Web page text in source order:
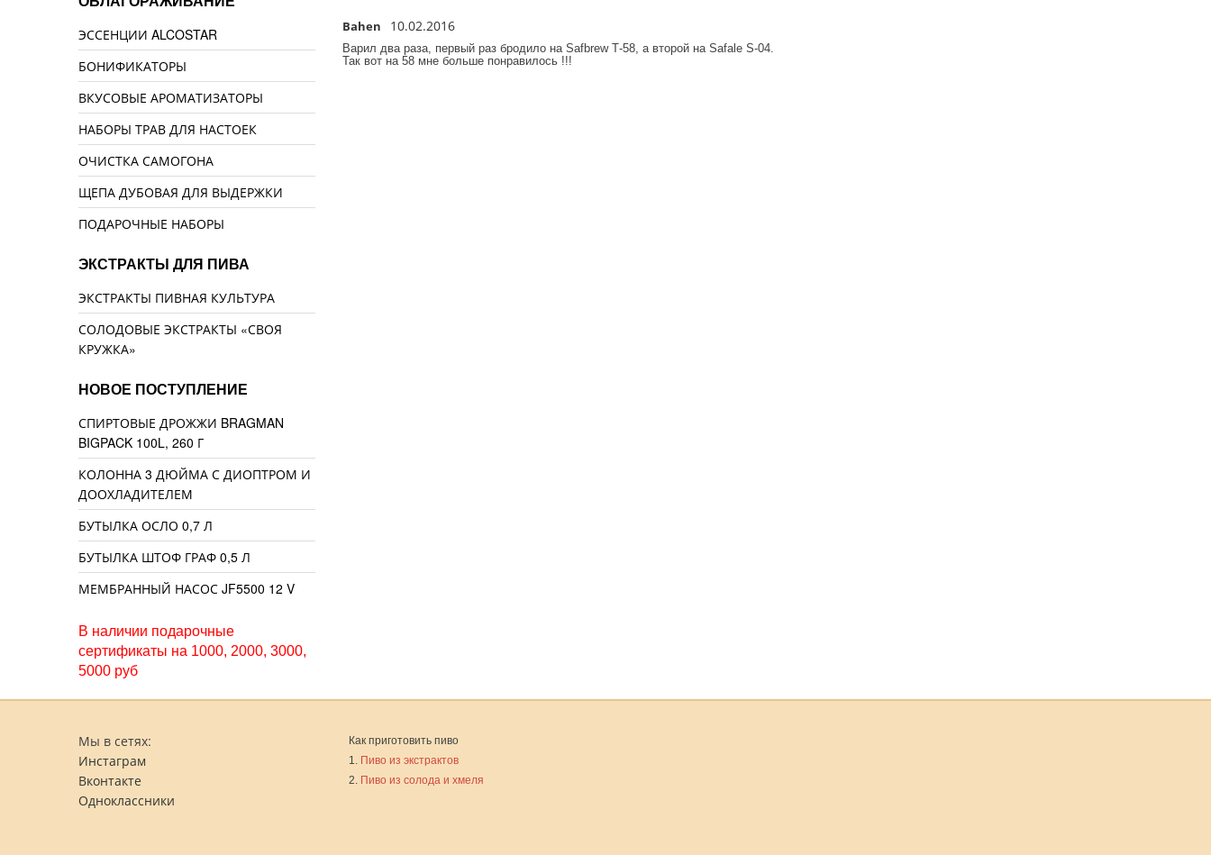
Bahen 10.02.2016
Варил два раза, первый раз бродило на Safbrew Т-58, а второй на Safale S-04.
Так вот на 58 мне больше понравилось !!!
ЭССЕНЦИИ ALCOSTAR
БОНИФИКАТОРЫ
ВКУСОВЫЕ АРОМАТИЗАТОРЫ
НАБОРЫ ТРАВ ДЛЯ НАСТОЕК
ОЧИСТКА САМОГОНА
ЩЕПА ДУБОВАЯ ДЛЯ ВЫДЕРЖКИ
ПОДАРОЧНЫЕ НАБОРЫ
ЭКСТРАКТЫ ДЛЯ ПИВА
ЭКСТРАКТЫ ПИВНАЯ КУЛЬТУРА
СОЛОДОВЫЕ ЭКСТРАКТЫ «СВОЯ
КРУЖКА»
НОВОЕ ПОСТУПЛЕНИЕ
СПИРТОВЫЕ ДРОЖЖИ BRAGMAN
BIGPACK 100L, 260 Г
КОЛОННА 3 ДЮЙМА С ДИОПТРОМ И
ДООХЛАДИТЕЛЕМ
БУТЫЛКА ОСЛО 0,7 Л
БУТЫЛКА ШТОФ ГРАФ 0,5 Л
МЕМБРАННЫЙ НАСОС JF5500 12 V
В наличии подарочные
сертификаты на 1000, 2000, 3000,
5000 руб
Мы в сетях:
Инстаграм
Вконтакте
Одноклассники
Как приготовить пиво
1. Пиво из экстрактов
2. Пиво из солода и хмеля